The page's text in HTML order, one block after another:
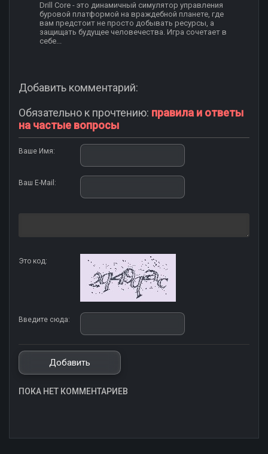
Drill Core - это динамичный симулятор управления
буровой платформой на враждебной планете, где
вам предстоит не просто добывать ресурсы, а
защищать будущее человечества. Игра сочетает в
себе...
Добавить комментарий:
Обязательно к прочтению: правила и ответы
на частые вопросы
Ваше Имя:
Ваш E-Mail:
Это код:
Введите сюда:
ПОКА НЕТ КОММЕНТАРИЕВ